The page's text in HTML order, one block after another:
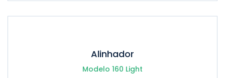
Alinhador
Modelo 160 Light